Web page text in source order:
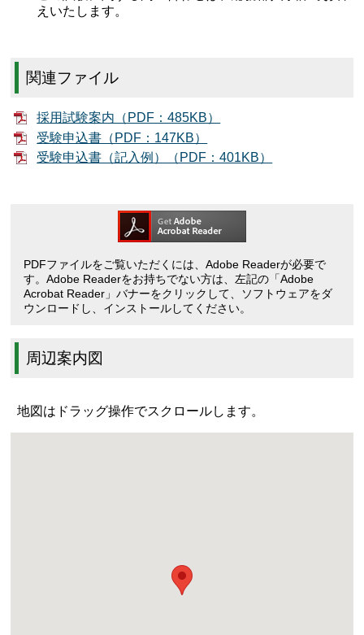
えいたします。
関連ファイル
採用試験案内（PDF：485KB）
受験申込書（PDF：147KB）
受験申込書（記入例）（PDF：401KB）
PDFファイルをご覧いただくには、Adobe Readerが必要で
す。Adobe Readerをお持ちでない方は、左記の「Adobe
Acrobat Reader」バナーをクリックして、ソフトウェアをダ
ウンロードし、インストールしてください。
周辺案内図
地図はドラッグ操作でスクロールします。